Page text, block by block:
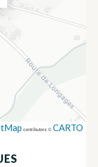
contributors ©CARTO